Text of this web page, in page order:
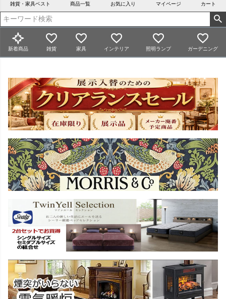
雑貨・家具ベスト 商品一覧 お気に入り マイページ カート
新着商品 雑貨 家具 インテリア 照明ランプ ガーデニング